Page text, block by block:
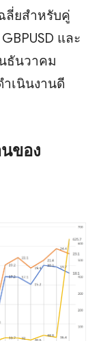
ลี่ยสำหรับคู่
และ
นธันวาคม
ำเนินงานดี
ของ